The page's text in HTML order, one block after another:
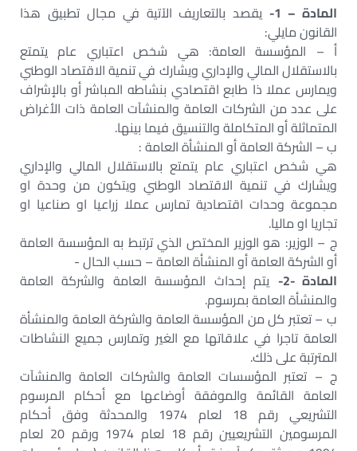
المادة – 1-
يقصد بالتعاريف الآتية في مجال تطبيق هذا
القانون مايلي:‏
أ – المؤسسة العامة: هي شخص اعتباري عام يتمتع
بالاستقلال المالي والإداري ويشارك في تنمية الاقتصاد الوطني
ويمارس عملا ذا طابع اقتصادي بنشاطه المباشر أو بالإشراف
على عدد من الشركات العامة والمنشآت العامة ذات الأغراض
المتماثلة أو المتكاملة والتنسيق فيما بينها.‏
ب – الشركة العامة أو المنشأة العامة :‏
هي شخص اعتباري عام يتمتع بالاستقلال المالي والإداري
ويشارك في تنمية الاقتصاد الوطني ويتكون من وحدة او
مجموعة وحدات اقتصادية تمارس عملا زراعيا او صناعيا او
تجاريا او ماليا.‏
ج – الوزير: هو الوزير المختص الذي ترتبط به المؤسسة العامة
أو الشركة العامة أو المنشأة العامة – حسب الحال -‏
المادة -2-
يتم إحداث المؤسسة العامة والشركة العامة
والمنشأة العامة بمرسوم.‏
ب – تعتبر كل من المؤسسة العامة والشركة العامة والمنشأة
العامة تاجرا في علاقاتها مع الغير وتمارس جميع النشاطات
المترتبة على ذلك.‏
ج – تعتبر المؤسسات العامة والشركات العامة والمنشآت
العامة القائمة والموفقة أوضاعها مع أحكام المرسوم
التشريعي رقم 18 لعام 1974 والمحدثة وفق أحكام
المرسومين التشريعيين رقم 18 لعام 1974 ورقم 20 لعام